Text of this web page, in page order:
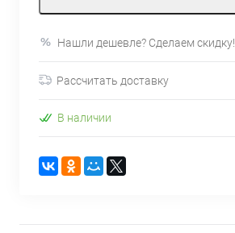
Нашли дешевле? Сделаем скидку!
Рассчитать доставку
В наличии